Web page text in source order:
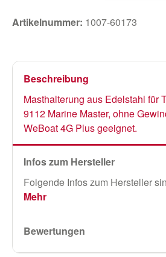
Artikelnummer: 1007-60173
Beschreibung
Masthalterung aus Edelstahl für
9112 Marine Master, ohne
WeBoat 4G Plus geeignet.
Infos zum Hersteller
Folgende Infos zum Hersteller
Mehr
Bewertungen